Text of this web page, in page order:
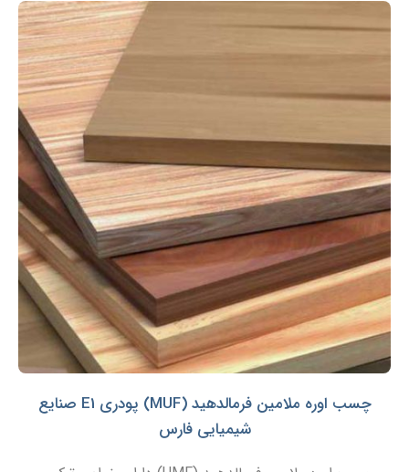
چسب اوره ملامین فرمالدهید (MUF) پودری E1 صنایع
شیمیایی فارس